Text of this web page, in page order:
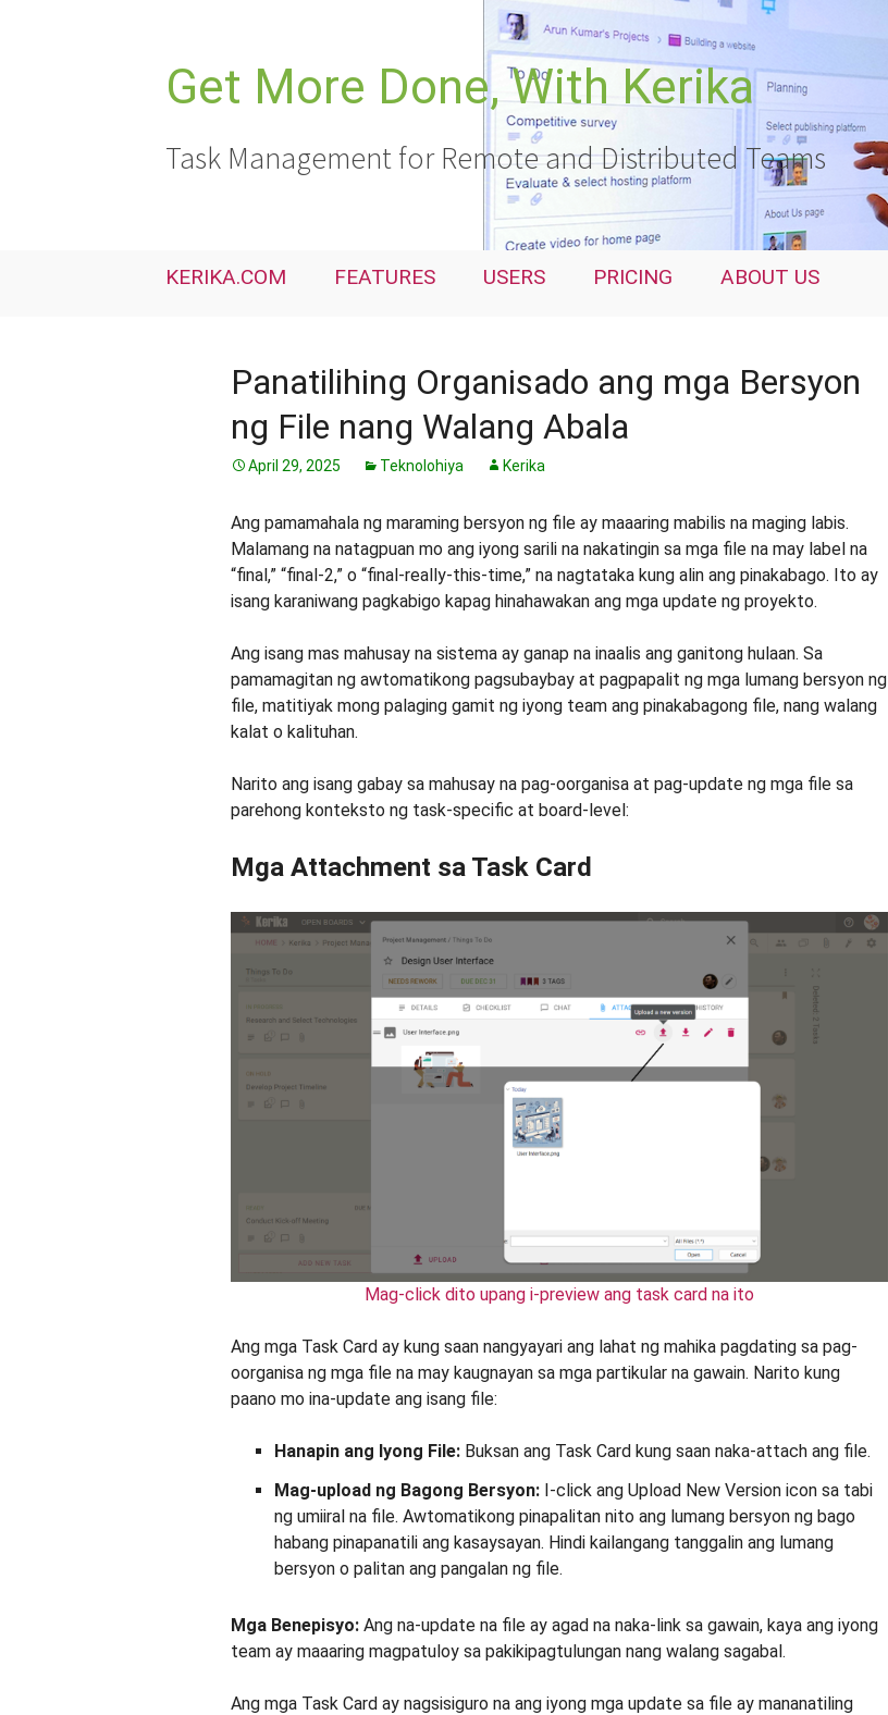
Get More Done, With Kerika
Task Management for Remote and Distributed Teams
KERIKA.COM FEATURES USERS PRICING ABOUT US
Panatilihing Organisado ang mga Bersyon
ng File nang Walang Abala
April 29, 2025 Teknolohiya Kerika
Ang pamamahala ng maraming bersyon ng file ay maaaring mabilis na maging labis.
Malamang na natagpuan mo ang iyong sarili na nakatingin sa mga file na may label na
“final,” “final-2,” o “final-really-this-time,” na nagtataka kung alin ang pinakabago. Ito ay
isang karaniwang pagkabigo kapag hinahawakan ang mga update ng proyekto.
Ang isang mas mahusay na sistema ay ganap na inaalis ang ganitong hulaan. Sa
pamamagitan ng awtomatikong pagsubaybay at pagpapalit ng mga lumang bersyon ng
file, matitiyak mong palaging gamit ng iyong team ang pinakabagong file, nang walang
kalat o kalituhan.
Narito ang isang gabay sa mahusay na pag-oorganisa at pag-update ng mga file sa
parehong konteksto ng task-specific at board-level:
Mga Attachment sa Task Card
Mag-click dito upang i-preview ang task card na ito
Ang mga Task Card ay kung saan nangyayari ang lahat ng mahika pagdating sa pag-
oorganisa ng mga file na may kaugnayan sa mga partikular na gawain. Narito kung
paano mo ina-update ang isang file:
Hanapin ang Iyong File: Buksan ang Task Card kung saan naka-attach ang file.
Mag-upload ng Bagong Bersyon: I-click ang Upload New Version icon sa tabi
ng umiiral na file. Awtomatikong pinapalitan nito ang lumang bersyon ng bago
habang pinapanatili ang kasaysayan. Hindi kailangang tanggalin ang lumang
bersyon o palitan ang pangalan ng file.
Mga Benepisyo: Ang na-update na file ay agad na naka-link sa gawain, kaya ang iyong
team ay maaaring magpatuloy sa pakikipagtulungan nang walang sagabal.
Ang mga Task Card ay nagsisiguro na ang iyong mga update sa file ay mananatiling